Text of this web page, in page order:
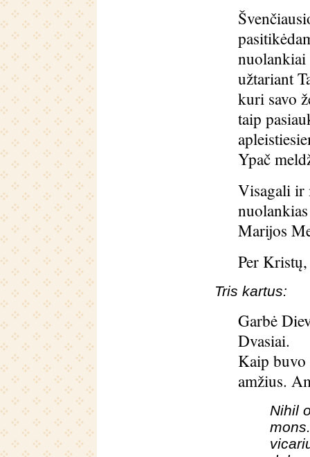
nuolankiai
užtariant
kuri savo
taip
Ypač
Visagali ir
Marijos
Per
Tris kartus:
Garbė
Dvasiai.
Kaip buvo
amžius.
Nihil